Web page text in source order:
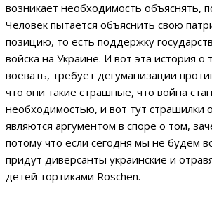
возникает необходимость объяснять,
Человек пытается объяснить свою
позицию, то есть поддержку
войска на Украине. И вот эта история о
воевать, требует дегуманизации
что они такие страшные, что война
необходимостью, и вот тут страшилки
являются аргументом в споре о том,
потому что если сегодня мы не будем
придут диверсанты украинские и
детей тортиками Roschen.